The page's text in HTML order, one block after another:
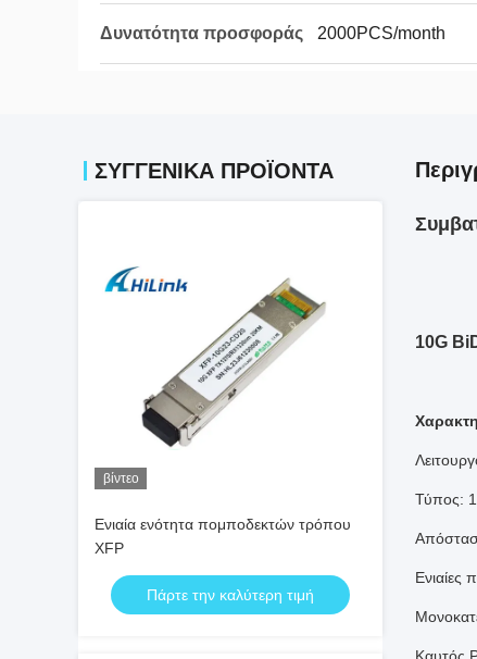
Δυνατότητα προσφοράς 2000PCS/month
ΣΥΓΓΕΝΙΚΆ ΠΡΟΪΌΝΤΑ
βίντεο
Ενιαία ενότητα πομποδεκτών τρόπου
XFP
Πάρτε την καλύτερη τιμή
10G
Τύπος:
Ενιαίες